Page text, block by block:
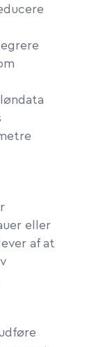
eller
af at